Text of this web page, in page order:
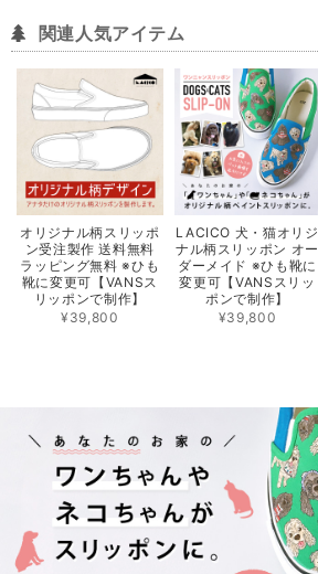
関連人気アイテム
オリジナル柄スリッポ
ン受注製作 送料無料
ラッピング無料 ※ひも
靴に変更可【VANSス
リッポンで制作】
¥39,800
LACICO 犬・猫オリジ
ナル柄スリッポン オー
ダーメイド ※ひも靴に
変更可【VANSスリッ
ポンで制作】
¥39,800